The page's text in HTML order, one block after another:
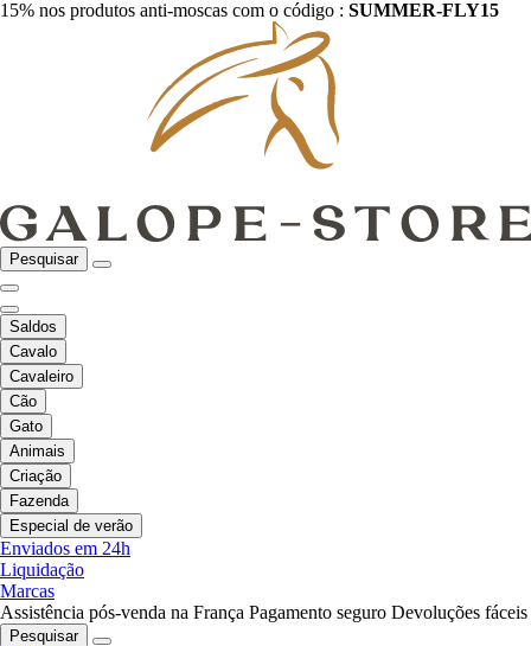
15% nos produtos anti-moscas com o código : SUMMER-FLY15
Pesquisar
Saldos
Cavalo
Cavaleiro
Cão
Gato
Animais
Criação
Fazenda
Especial de verão
Enviados em 24h
Liquidação
Marcas
Assistência pós-venda na França Pagamento seguro Devoluções fáceis
Pesquisar